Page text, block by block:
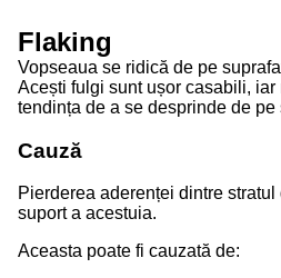
Flaking
Vopseaua se ridică de pe
Acești fulgi sunt ușor casabili,
tendința de a se desprinde de pe
Cauză
Pierderea aderenței dintre
suport a acestuia.
Aceasta poate fi cauzată de: